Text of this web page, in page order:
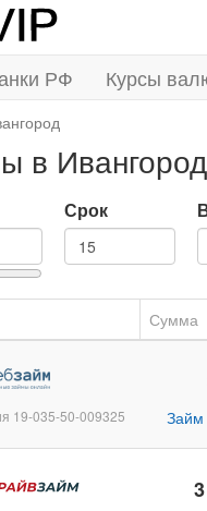
РФ Курсы
в
Срок
Сумма
19-035-50-009325 Займ